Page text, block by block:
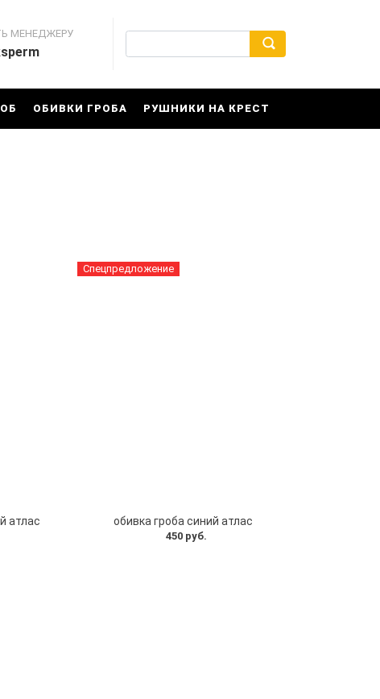
МЕНЕДЖЕРУ
ОБИВКИ ГРОБА РУШНИКИ НА КРЕСТ
атлас
Спецпредложение
обивка гроба синий атлас
450 руб.